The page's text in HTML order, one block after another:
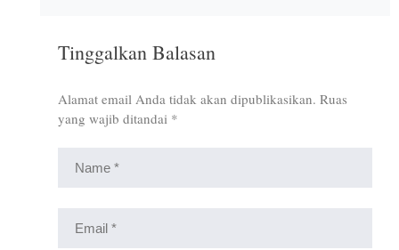
Tinggalkan Balasan
Alamat email Anda tidak akan dipublikasikan. Ruas
yang wajib ditandai *